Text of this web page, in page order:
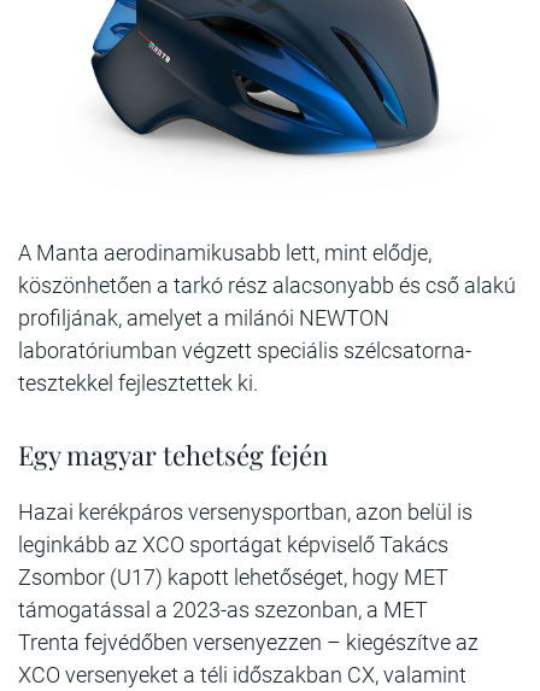
A Manta aerodinamikusabb lett, mint elődje,
köszönhetően a tarkó rész alacsonyabb és cső alakú
profiljának, amelyet a milánói NEWTON
laboratóriumban végzett speciális szélcsatorna-
tesztekkel fejlesztettek ki.
Egy magyar tehetség fején
Hazai kerékpáros versenysportban, azon belül is
leginkább az XCO sportágat képviselő Takács
Zsombor (U17) kapott lehetőséget, hogy MET
támogatással a 2023-as szezonban, a MET
Trenta fejvédőben versenyezzen – kiegészítve az
XCO versenyeket a téli időszakban CX, valamint